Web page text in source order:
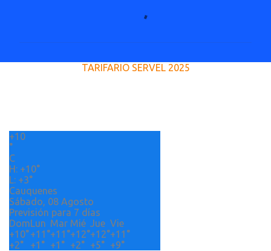
i
s
TARIFARIO SERVEL 2025
+10
°
C
H: +10°
L: +3°
Cauquenes
Sábado, 08 Agosto
Previsión para 7 días
DomLun Mar Mié Jue Vie
+10°+11°+11°+12°+12°+11°
+2° +1° +1° +2° +5° +9°